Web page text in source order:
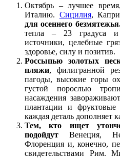
Октябрь – лучшее
Италию. Сицилия,
для осеннего
тепла – 23 градуса
источники, целебные
здоровье, силу и позитив.
Россыпью золотых
пляжи, филигранной
пагоды, высокие горы
густой порослью
насаждения
плантации и
каждая деталь дополняет
Тем, кто ищет
подойдут Венеция,
Флоренция и, конечно,
свидетельствами Рим.